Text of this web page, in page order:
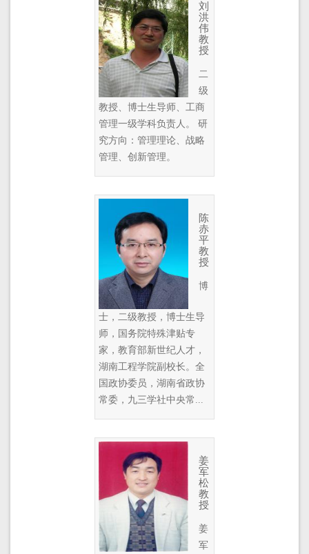
刘
洪
伟
教
授
二
级
教授、博士生导师、工商
管理一级学科负责人。 研
究方向：管理理论、战略
管理、创新管理。
陈
赤
平
教
授
博
士，二级教授，博士生导
师，国务院特殊津贴专
家，教育部新世纪人才，
湖南工程学院副校长。全
国政协委员，湖南省政协
常委，九三学社中央常...
姜
军
松
教
授
姜
军